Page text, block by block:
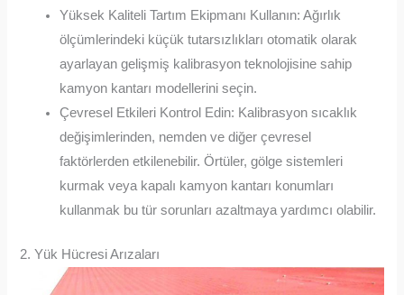
Yüksek Kaliteli Tartım Ekipmanı Kullanın: Ağırlık
ölçümlerindeki küçük tutarsızlıkları otomatik olarak
ayarlayan gelişmiş kalibrasyon teknolojisine sahip
kamyon kantarı modellerini seçin.
Çevresel Etkileri Kontrol Edin: Kalibrasyon sıcaklık
değişimlerinden, nemden ve diğer çevresel
faktörlerden etkilenebilir. Örtüler, gölge sistemleri
kurmak veya kapalı kamyon kantarı konumları
kullanmak bu tür sorunları azaltmaya yardımcı olabilir.
2. Yük Hücresi Arızaları